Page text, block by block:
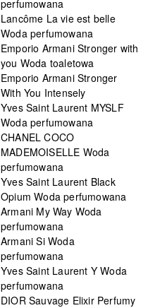
perfumowana
Lancôme La vie est belle
Woda perfumowana
Emporio Armani Stronger with
you Woda toaletowa
Emporio Armani Stronger
With You Intensely
Yves Saint Laurent MYSLF
Woda perfumowana
CHANEL COCO
MADEMOISELLE Woda
perfumowana
Yves Saint Laurent Black
Opium Woda perfumowana
Armani My Way Woda
perfumowana
Armani Si Woda
perfumowana
Yves Saint Laurent Y Woda
perfumowana
DIOR Sauvage Elixir Perfumy